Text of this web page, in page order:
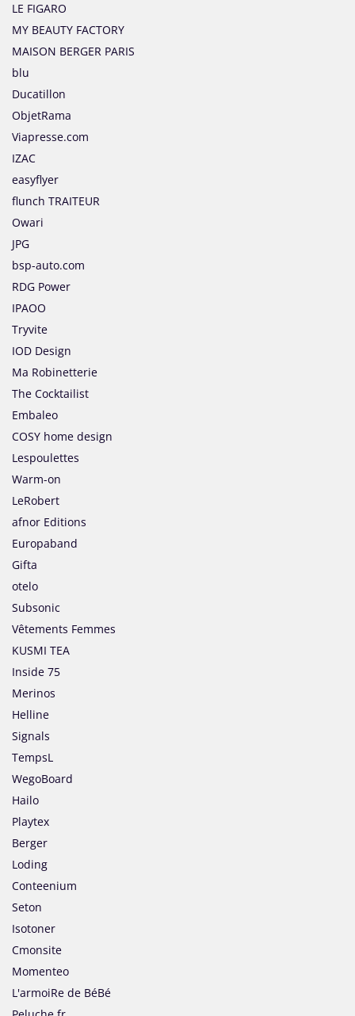
LE FIGARO
MY BEAUTY FACTORY
MAISON BERGER PARIS
blu
Ducatillon
ObjetRama
Viapresse.com
IZAC
easyflyer
flunch TRAITEUR
Owari
JPG
bsp-auto.com
RDG Power
IPAOO
Tryvite
IOD Design
Ma Robinetterie
The Cocktailist
Embaleo
COSY home design
Lespoulettes
Warm-on
LeRobert
afnor Editions
Europaband
Gifta
otelo
Subsonic
Vêtements Femmes
KUSMI TEA
Inside 75
Merinos
Helline
Signals
TempsL
WegoBoard
Hailo
Playtex
Berger
Loding
Conteenium
Seton
Isotoner
Cmonsite
Momenteo
L'armoiRe de BéBé